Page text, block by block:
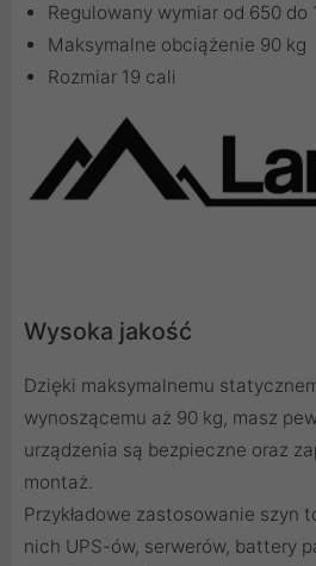
Regulowany wymiar od 650 do
Maksymalne obciążenie 90 kg
Rozmiar 19 cali
Wysoka jakość
Dzięki maksymalnemu
wynoszącemu aż 90 kg, masz
urządzenia są bezpieczne oraz
montaż.
Przykładowe zastosowanie szyn
nich UPS-ów, serwerów, battery